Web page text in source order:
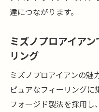
達につながります。
ミズノプロアイア
リング
ミズノプロアイアンの魅
ピュアなフィーリングに
フォージド製法を採用し